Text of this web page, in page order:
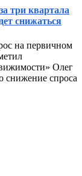
три квартала
снижаться
на первичном
Олег
снижение спроса